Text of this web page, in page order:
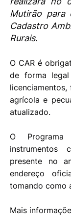
Mutirão para
Cadastro
Rurais.
O CAR é
de forma legal
agrícola e
atualizado.
O
instrumentos
presente no
endereço
tomando como
Mais